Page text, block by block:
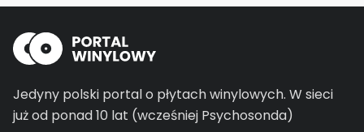
Jedyny polski portal o płytach winylowych. W sieci
już od ponad 10 lat (wcześniej Psychosonda)